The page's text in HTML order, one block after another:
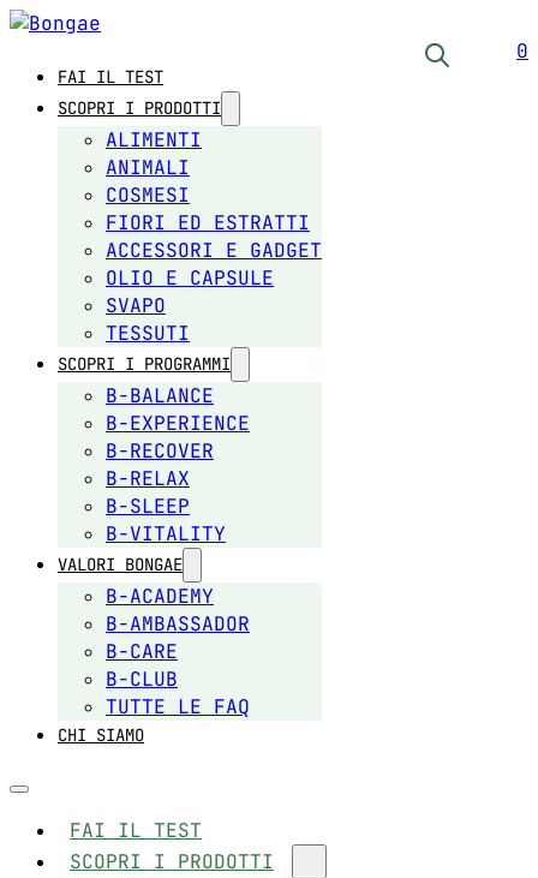
FAI IL TEST
SCOPRI I PRODOTTI
ALIMENTI
ANIMALI
COSMESI
FIORI ED ESTRATTI
ACCESSORI E GADGET
OLIO E CAPSULE
SVAPO
TESSUTI
SCOPRI I PROGRAMMI
B-BALANCE
B-EXPERIENCE
B-RECOVER
B-RELAX
B-SLEEP
B-VITALITY
VALORI BONGAE
B-ACADEMY
B-AMBASSADOR
B-CARE
B-CLUB
TUTTE LE FAQ
CHI SIAMO
FAI IL TEST
SCOPRI I PRODOTTI
0